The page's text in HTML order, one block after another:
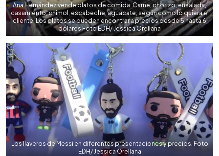
Ana Hernández vende platos de comida. Carne, chorizo, ensalada,
casamiento, chimol, escabeche, aguacate, según como lo quiera el
cliente. Los platos se pueden encontrar a precios desde 5 hasta 6
dólares Foto EDH/ Jessica Orellana
Los llaveros de Messi en diferentes presentaciones y precios. Foto
EDH/ Jessica Orellana